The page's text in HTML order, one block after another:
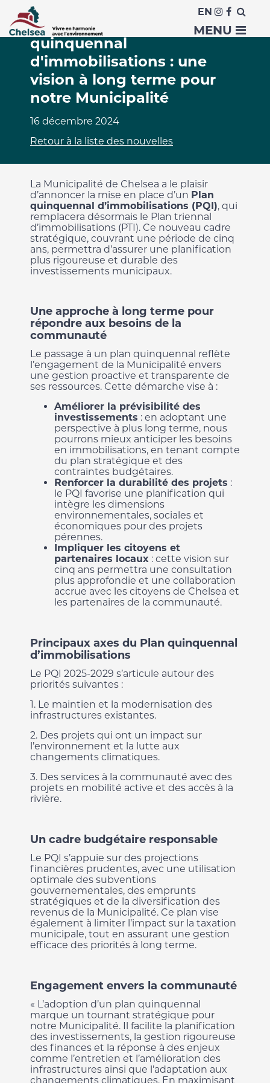
EN
MENU
Un nouveau Plan
quinquennal
d'immobilisations : une
vision à long terme pour
notre Municipalité
16 décembre 2024
Retour à la liste des nouvelles
La Municipalité de Chelsea a le plaisir
d’annoncer la mise en place d’un Plan
quinquennal d’immobilisations (PQI), qui
remplacera désormais le Plan triennal
d’immobilisations (PTI). Ce nouveau cadre
stratégique, couvrant une période de cinq
ans, permettra d’assurer une planification
plus rigoureuse et durable des
investissements municipaux.
Une approche à long terme pour
répondre aux besoins de la
communauté
Le passage à un plan quinquennal reflète
l’engagement de la Municipalité envers
une gestion proactive et transparente de
ses ressources. Cette démarche vise à :
Améliorer la prévisibilité des
investissements : en adoptant une
perspective à plus long terme, nous
pourrons mieux anticiper les besoins
en immobilisations, en tenant compte
du plan stratégique et des
contraintes budgétaires.
Renforcer la durabilité des projets :
le PQI favorise une planification qui
intègre les dimensions
environnementales, sociales et
économiques pour des projets
pérennes.
Impliquer les citoyens et
partenaires locaux : cette vision sur
cinq ans permettra une consultation
plus approfondie et une collaboration
accrue avec les citoyens de Chelsea et
les partenaires de la communauté.
Principaux axes du Plan quinquennal
d’immobilisations
Le PQI 2025-2029 s’articule autour des
priorités suivantes :
1. Le maintien et la modernisation des
infrastructures existantes.
2. Des projets qui ont un impact sur
l’environnement et la lutte aux
changements climatiques.
3. Des services à la communauté avec des
projets en mobilité active et des accès à la
rivière.
Un cadre budgétaire responsable
Le PQI s’appuie sur des projections
financières prudentes, avec une utilisation
optimale des subventions
gouvernementales, des emprunts
stratégiques et de la diversification des
revenus de la Municipalité. Ce plan vise
également à limiter l’impact sur la taxation
municipale, tout en assurant une gestion
efficace des priorités à long terme.
Engagement envers la communauté
« L’adoption d’un plan quinquennal
marque un tournant stratégique pour
notre Municipalité. Il facilite la planification
des investissements, la gestion rigoureuse
des finances et la réponse à des enjeux
comme l’entretien et l’amélioration des
infrastructures ainsi que l’adaptation aux
changements climatiques. En maximisant